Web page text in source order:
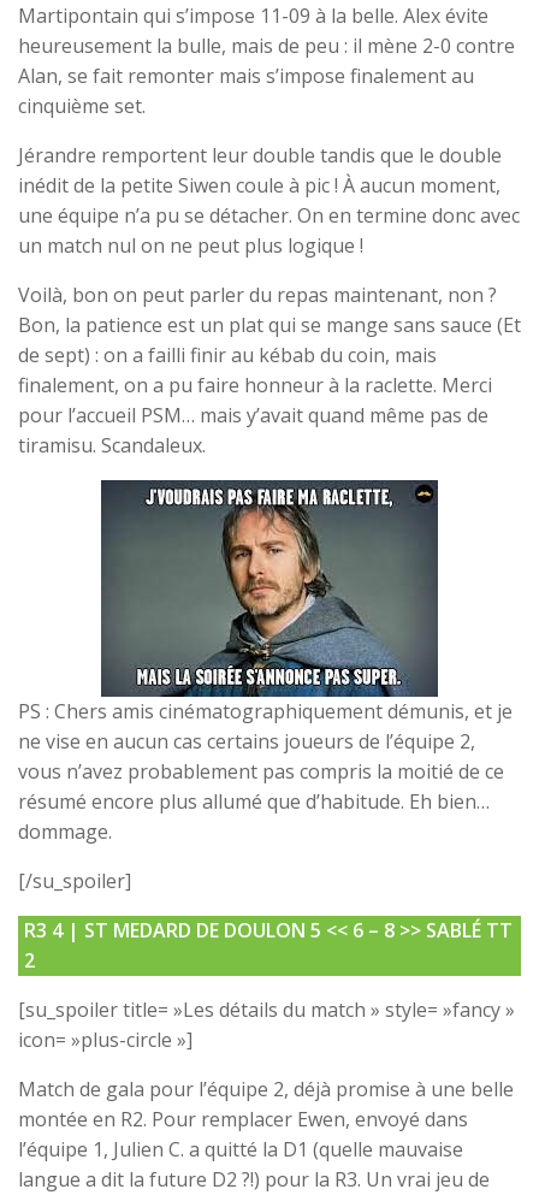
Martipontain qui s’impose 11-09 à la belle. Alex évite
heureusement la bulle, mais de peu : il mène 2-0 contre
Alan, se fait remonter mais s’impose finalement au
cinquième set.
Jérandre remportent leur double tandis que le double
inédit de la petite Siwen coule à pic ! À aucun moment,
une équipe n’a pu se détacher. On en termine donc avec
un match nul on ne peut plus logique !
Voilà, bon on peut parler du repas maintenant, non ?
Bon, la patience est un plat qui se mange sans sauce (Et
de sept) : on a failli finir au kébab du coin, mais
finalement, on a pu faire honneur à la raclette. Merci
pour l’accueil PSM… mais y’avait quand même pas de
tiramisu. Scandaleux.
PS : Chers amis cinématographiquement démunis, et je
ne vise en aucun cas certains joueurs de l’équipe 2,
vous n’avez probablement pas compris la moitié de ce
résumé encore plus allumé que d’habitude. Eh bien…
dommage.
[/su_spoiler]
R3 4 | ST MEDARD DE DOULON 5 << 6 – 8 >> SABLÉ TT
2
[su_spoiler title= »Les détails du match » style= »fancy »
icon= »plus-circle »]
Match de gala pour l’équipe 2, déjà promise à une belle
montée en R2. Pour remplacer Ewen, envoyé dans
l’équipe 1, Julien C. a quitté la D1 (quelle mauvaise
langue a dit la future D2 ?!) pour la R3. Un vrai jeu de